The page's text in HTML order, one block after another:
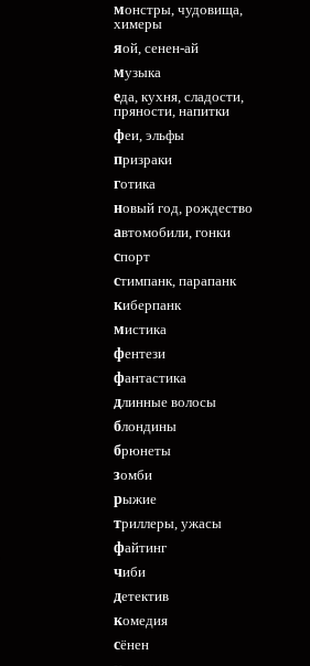
монстры, чудовища,
химеры
яой, сенен-ай
музыка
еда, кухня, сладости,
пряности, напитки
феи, эльфы
призраки
готика
новый год, рождество
автомобили, гонки
спорт
стимпанк, парапанк
киберпанк
мистика
фентези
фантастика
длинные волосы
блондины
брюнеты
зомби
рыжие
триллеры, ужасы
файтинг
чиби
детектив
комедия
сёнен